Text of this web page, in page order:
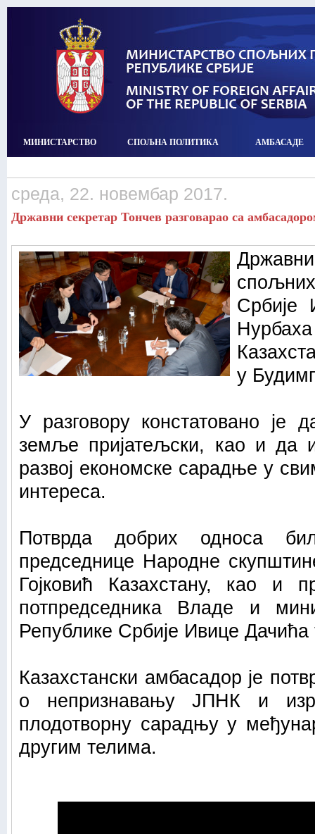
МИНИСТАРСТВО СПОЉНА ПОЛИТИКА АМБАСАДЕ
среда, 22. новембар 2017.
Државни секретар Тончев разговарао са
Србије
у
У разговору констатовано је
земље пријатељски, као и да
развој економске сарадње у
интереса.
Потврда добрих односа
председнице Народне
Гојковић Казахстану, као и
потпредседника Владе и
Републике Србије Ивице Дачића
Казахстански амбасадор је
о непризнавању ЈПНК и
плодотворну сарадњу у
другим телима.